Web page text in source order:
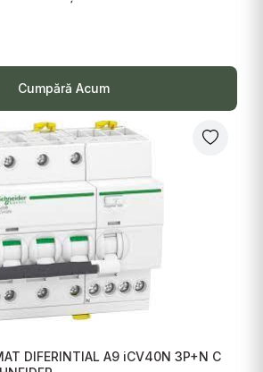
Cumpără Acum
DIFERINTIAL A9 iCV40N 3P+N C